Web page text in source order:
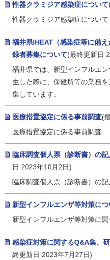
性器クラミジア感染症について
性器クラミジア感染症について
福井県IHEAT（感染症等に備
録者募集について(最終更新日
福井県では、新型インフルエ
生した際に、保健所等の業務
集しています。
医療措置協定に係る事前調査(
医療措置協定に係る事前調査
臨床調査個人票（診断書）の
日 2023年10月2日)
臨床調査個人票（診断書）の
新型インフルエンザ等対策につ
新型インフルエンザ等対策に
感染症対策に関するQ&A集、
終更新日 2023年7月27日)